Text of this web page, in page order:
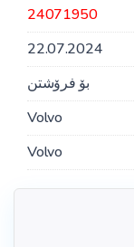
24071950
22.07.2024
بۆ فرۆشتن
Volvo
Volvo